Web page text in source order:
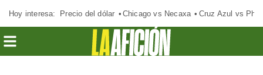
Hoy interesa: Precio del dólar Chicago vs Necaxa Cruz Azul vs